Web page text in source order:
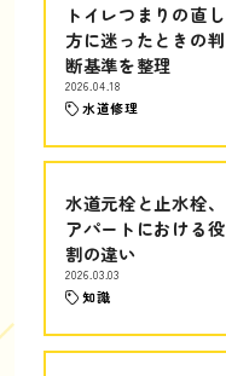
トイレつまりの直し
方に迷ったときの判
断基準を整理
2026.04.18
水道修理
水道元栓と止水栓、
アパートにおける役
割の違い
2026.03.03
知識